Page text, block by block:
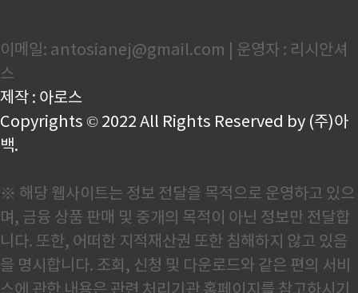
안 서서히 진행되는 면이 있다. 초기에는 기억력 저하가
나타나다가 중기에는 언어, 판단, 시공간 지각능력의 저
하가 두드러진다.혈관성 치매는 주로 뇌경색 후 증상이
급격히 악화되며, 추가..
이메일: antosianej@gmail.com | 운영자 : 리시안셔
스
제작 : 아로스
Copyrights © 2022 All Rights Reserved by (주)아
백.
※ 해당 웹사이트는 정보 전달을 목적으로 운영하고 있으
며, 금융 상품 판매 및 중개의 목적이 아닌 정보만 전달합
니다. 또한, 어떠한 지적재산권 또한 침해하지 않고 있음
을 명시합니다. 조회, 신청 및 다운로드와 같은 편의 서비